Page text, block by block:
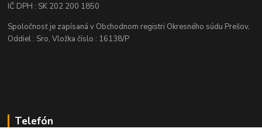
IČ DPH : SK 202 200 1850
Spoločnosť je zapísaná v Obchodnom registri Okresného súdu Prešov,
Oddiel : Sro, Vložka číslo : 16138/P
Telefón